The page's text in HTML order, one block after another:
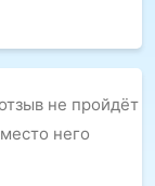
не пройдёт
него